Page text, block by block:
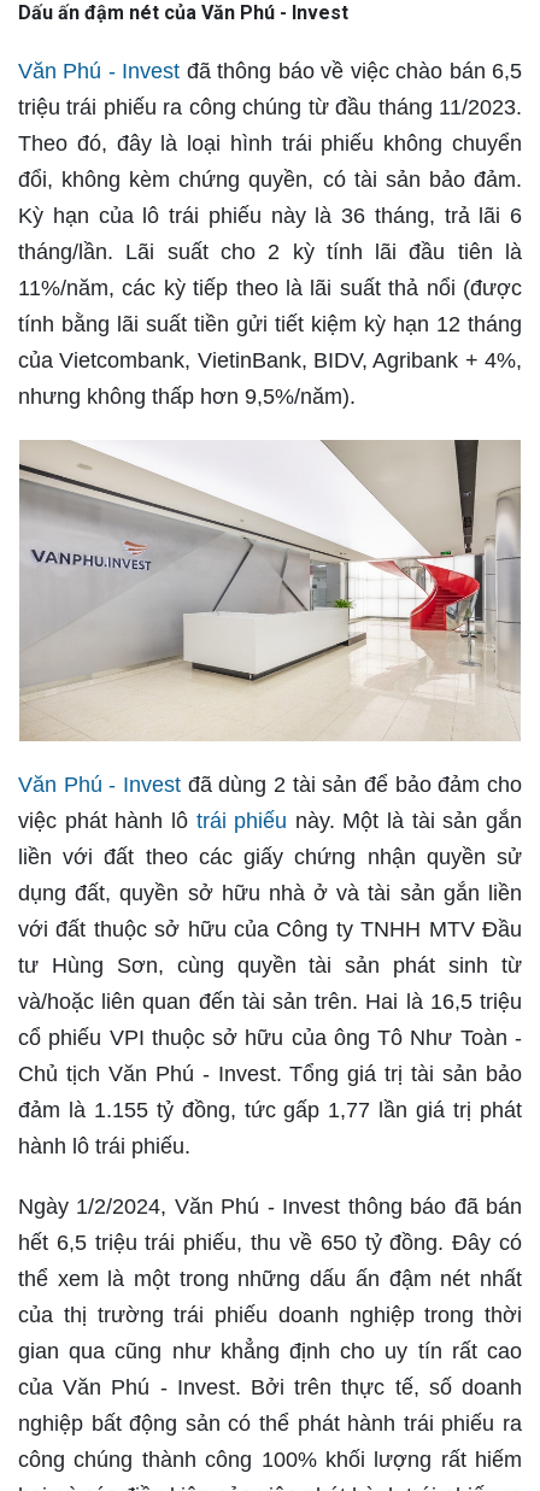
Dấu ấn đậm nét của Văn Phú - Invest
Văn Phú - Invest đã thông báo về việc chào bán 6,5
triệu trái phiếu ra công chúng từ đầu tháng 11/2023.
Theo đó, đây là loại hình trái phiếu không chuyển
đổi, không kèm chứng quyền, có tài sản bảo đảm.
Kỳ hạn của lô trái phiếu này là 36 tháng, trả lãi 6
tháng/lần. Lãi suất cho 2 kỳ tính lãi đầu tiên là
11%/năm, các kỳ tiếp theo là lãi suất thả nổi (được
tính bằng lãi suất tiền gửi tiết kiệm kỳ hạn 12 tháng
của Vietcombank, VietinBank, BIDV, Agribank + 4%,
nhưng không thấp hơn 9,5%/năm).
Văn Phú - Invest đã dùng 2 tài sản để bảo đảm cho
việc phát hành lô trái phiếu này. Một là tài sản gắn
liền với đất theo các giấy chứng nhận quyền sử
dụng đất, quyền sở hữu nhà ở và tài sản gắn liền
với đất thuộc sở hữu của Công ty TNHH MTV Đầu
tư Hùng Sơn, cùng quyền tài sản phát sinh từ
và/hoặc liên quan đến tài sản trên. Hai là 16,5 triệu
cổ phiếu VPI thuộc sở hữu của ông Tô Như Toàn -
Chủ tịch Văn Phú - Invest. Tổng giá trị tài sản bảo
đảm là 1.155 tỷ đồng, tức gấp 1,77 lần giá trị phát
hành lô trái phiếu.
Ngày 1/2/2024, Văn Phú - Invest thông báo đã bán
hết 6,5 triệu trái phiếu, thu về 650 tỷ đồng. Đây có
thể xem là một trong những dấu ấn đậm nét nhất
của thị trường trái phiếu doanh nghiệp trong thời
gian qua cũng như khẳng định cho uy tín rất cao
của Văn Phú - Invest. Bởi trên thực tế, số doanh
nghiệp bất động sản có thể phát hành trái phiếu ra
công chúng thành công 100% khối lượng rất hiếm